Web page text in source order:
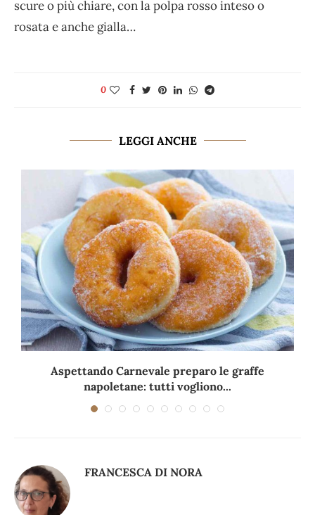
scure o più chiare, con la polpa rosso inteso o
rosata e anche gialla…
0
LEGGI ANCHE
Aspettando Carnevale preparo le graffe
napoletane: tutti vogliono...
FRANCESCA DI NORA